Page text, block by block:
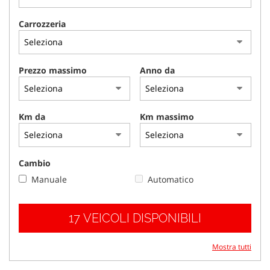
Carrozzeria
Prezzo massimo Anno da
Km da Km massimo
Cambio
Manuale
Automatico
17 VEICOLI DISPONIBILI
Mostra tutti
adottiamo
per
offrire
funzionalità
svolgere
le
attività
seguito
descritte.
Per
ottenere
e